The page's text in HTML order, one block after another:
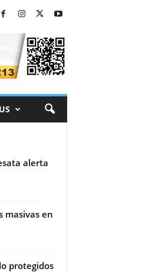
alerta
masivas en
protegidos